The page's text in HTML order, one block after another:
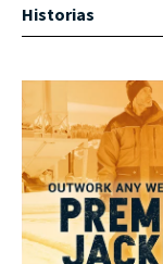
Historias